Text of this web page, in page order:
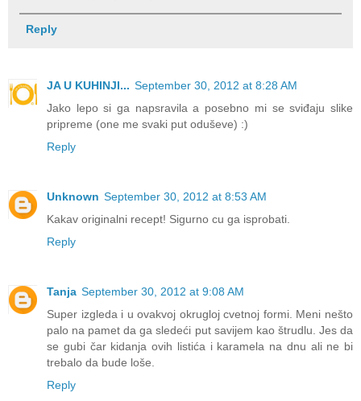
Reply
JA U KUHINJI... September 30, 2012 at 8:28 AM
Jako lepo si ga napsravila a posebno mi se sviđaju slike
pripreme (one me svaki put oduševe) :)
Reply
Unknown September 30, 2012 at 8:53 AM
Kakav originalni recept! Sigurno cu ga isprobati.
Reply
Tanja September 30, 2012 at 9:08 AM
Super izgleda i u ovakvoj okrugloj cvetnoj formi. Meni nešto
palo na pamet da ga sledeći put savijem kao štrudlu. Jes da
se gubi čar kidanja ovih listića i karamela na dnu ali ne bi
trebalo da bude loše.
Reply